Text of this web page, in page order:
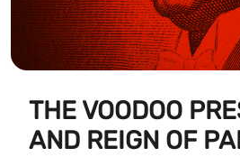
THE VOODOO
AND REIGN OF